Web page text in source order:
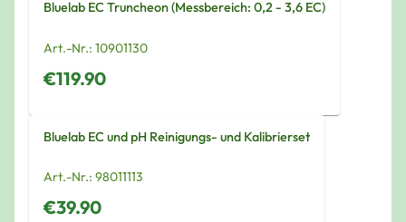
Bluelab EC Truncheon (Messbereich: 0,2 - 3,6 EC)
Art.-Nr.: 10901130
€119.90
Bluelab EC und pH Reinigungs- und Kalibrierset
Art.-Nr.: 98011113
€39.90